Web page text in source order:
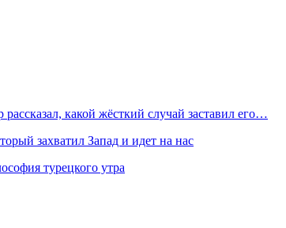
какой жёсткий случай заставил его…
захватил Запад и идет на нас
турецкого утра